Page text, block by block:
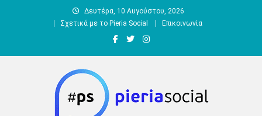
Δευτέρα, 10 Αυγούστου, 2026
Σχετικά με το Pieria Social
Επικοινωνία